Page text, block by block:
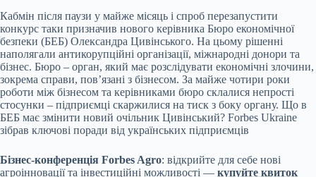
Кабмін після паузи у майже місяць і спроб перезапустити
конкурс таки призначив нового керівника Бюро економічної
безпеки (БЕБ) Олександра Цивінського. На цьому рішенні
наполягали антикорупційні організації, міжнародні донори та
бізнес. Бюро – орган, який має розслідувати економічні злочини,
зокрема справи, повʼязані з бізнесом. За майже чотири роки
роботи між бізнесом та керівниками бюро склалися непрості
стосунки – підприємці скаржилися на тиск з боку органу. Що в
БЕБ має змінити новий очільник Цивінський? Forbes Ukraine
зібрав ключові поради від українських підприємців
Бізнес-конференція Forbes Agro: відкрийте для себе нові
агроінновації та інвестиційні можливості — купуйте квиток